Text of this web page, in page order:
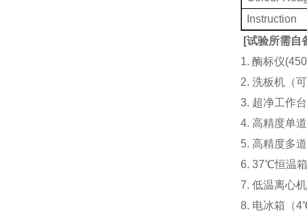
Instruction
[试验所需自
1. 酶标仪
2. 洗板机（
3. 超净工作
4. 高精度单
5. 高精度多
6. 37℃恒温
7. 低温离心
8. 电冰箱（